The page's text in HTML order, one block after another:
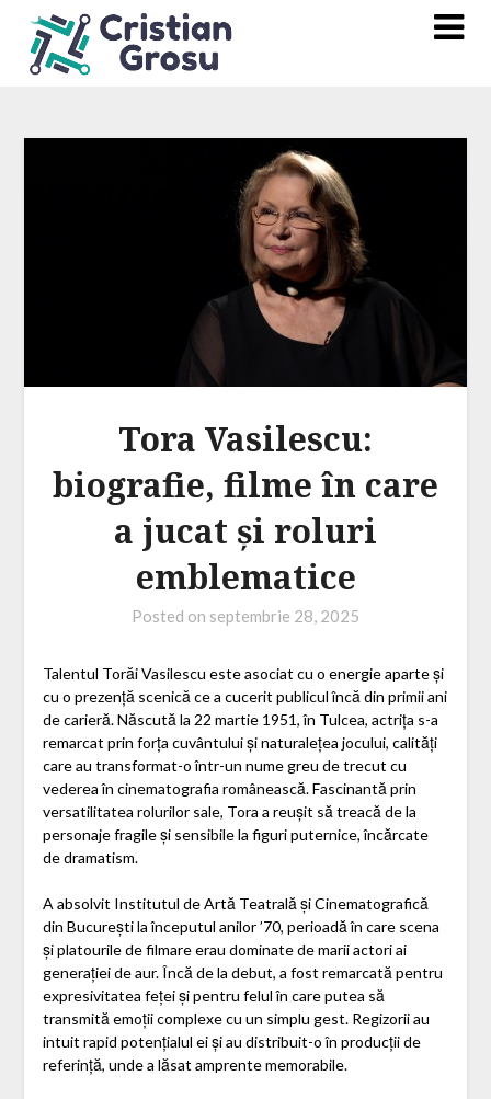
Tora Vasilescu:
biografie, filme în care
a jucat și roluri
emblematice
Posted on septembrie 28, 2025
Talentul Torăi Vasilescu este asociat cu o energie aparte și
cu o prezență scenică ce a cucerit publicul încă din primii ani
de carieră. Născută la 22 martie 1951, în Tulcea, actrița s-a
remarcat prin forța cuvântului și naturalețea jocului, calități
care au transformat-o într-un nume greu de trecut cu
vederea în cinematografia românească. Fascinantă prin
versatilitatea rolurilor sale, Tora a reușit să treacă de la
personaje fragile și sensibile la figuri puternice, încărcate
de dramatism.
A absolvit Institutul de Artă Teatrală și Cinematografică
din București la începutul anilor ’70, perioadă în care scena
și platourile de filmare erau dominate de marii actori ai
generației de aur. Încă de la debut, a fost remarcată pentru
expresivitatea feței și pentru felul în care putea să
transmită emoții complexe cu un simplu gest. Regizorii au
intuit rapid potențialul ei și au distribuit-o în producții de
referință, unde a lăsat amprente memorabile.